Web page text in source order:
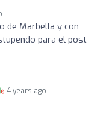
de Marbella y con
para el post
4 years ago